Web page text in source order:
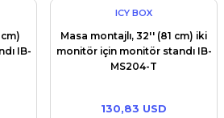
IB-
ICY BOX
Masa montajlı, 32'' (81 cm) iki
monitör için monitör standı IB-
MS204-T
130,83 USD